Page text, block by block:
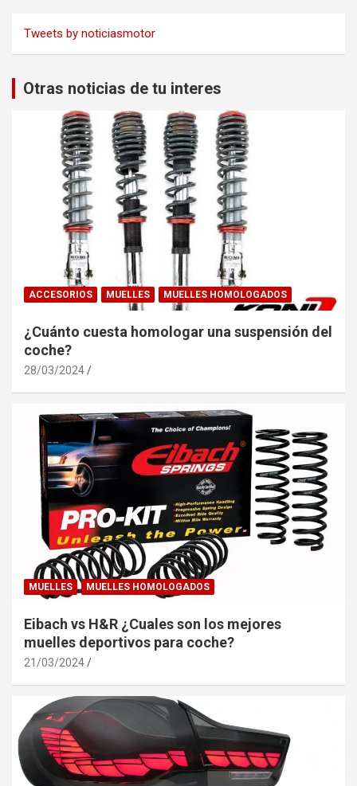
Tweets by noticiasmotor
Otras noticias de tu interes
ACCESORIOS MUELLES MUELLES HOMOLOGADOS
¿Cuánto cuesta homologar una suspensión del
coche?
28/03/2024
MUELLES MUELLES HOMOLOGADOS
Eibach vs H&R ¿Cuales son los mejores
muelles deportivos para coche?
21/03/2024